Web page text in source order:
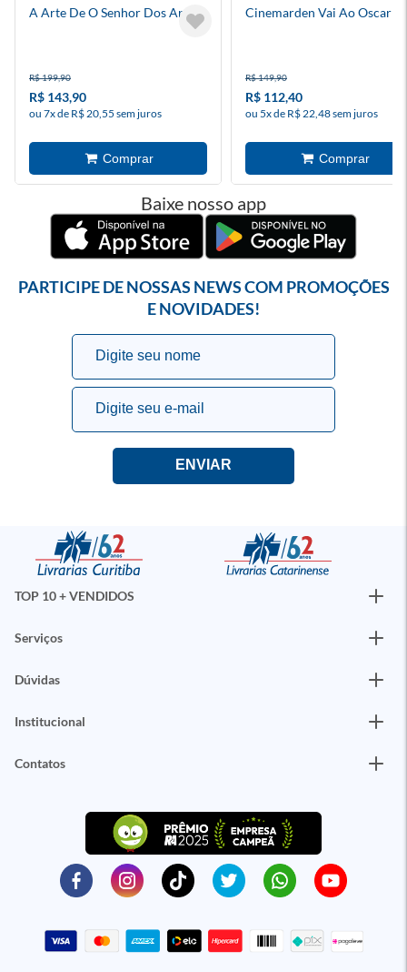
A Arte De O Senhor Dos Anéis
R$ 199,90
R$ 143,90
ou 7x de R$ 20,55 sem juros
Cinemarden Vai Ao Oscar
R$ 149,90
R$ 112,40
ou 5x de R$ 22,48 sem juros
Baixe nosso app
PARTICIPE DE NOSSAS NEWS COM PROMOÇÕES
E NOVIDADES!
TOP 10 + VENDIDOS
Serviços
Dúvidas
Institucional
Contatos